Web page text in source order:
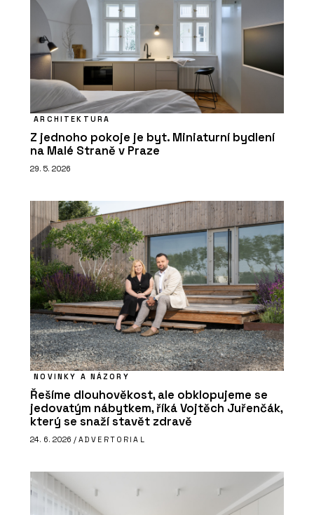
ARCHITEKTURA
Z jednoho pokoje je byt. Miniaturní bydlení
na Malé Straně v Praze
29. 5. 2026
NOVINKY A NÁZORY
Řešíme dlouhověkost, ale obklopujeme se
jedovatým nábytkem, říká Vojtěch Juřenčák,
který se snaží stavět zdravě
24. 6. 2026 / ADVERTORIAL